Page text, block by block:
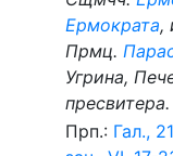
Ермократа,
Прмц.
Угрина,
пресвитера.
Прп.: Гал.,